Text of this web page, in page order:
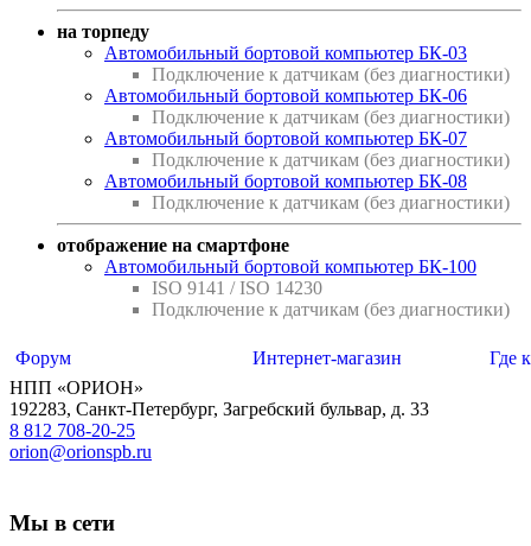
на торпеду
Автомобильный бортовой компьютер БК-03
Подключение к датчикам (без диагностики)
Автомобильный бортовой компьютер БК-06
Подключение к датчикам (без диагностики)
Автомобильный бортовой компьютер БК-07
Подключение к датчикам (без диагностики)
Автомобильный бортовой компьютер БК-08
Подключение к датчикам (без диагностики)
отображение на смартфоне
Автомобильный бортовой компьютер БК-100
ISO 9141 / ISO 14230
Подключение к датчикам (без диагностики)
Форум Интернет-магазин
Где
НПП «ОРИОН»
192283, Санкт-Петербург, Загребский бульвар, д. 33
8 812 708-20-25
orion@orionspb.ru
Мы в сети